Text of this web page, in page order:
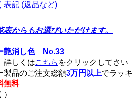
表記 (返品など)
からもお選びいただけます。
艶消し色 No.33
詳しくはこちら をクリックしてさい
品のご注文総額3万円以上でラッキ
無料